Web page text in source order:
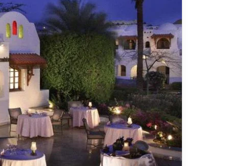
ن
ل
ا
س
ي
ا
ح
ي